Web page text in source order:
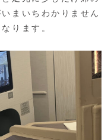
まいちわかりません
ります。